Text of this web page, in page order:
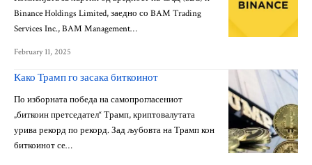
Binance Holdings Limited, заедно со BAM Trading
Services Inc., BAM Management…
February 11, 2025
Како Трамп го засака биткоинот
По изборната победа на самопрогласениот
„биткоин претседател“ Трамп, криптовалутата
урива рекорд по рекорд. Зад љубовта на Трамп кон
биткоинот се…